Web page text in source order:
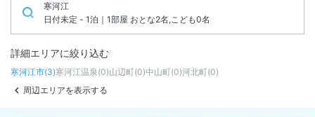
寒河江
日付未定 - 1泊｜1部屋 おとな2名,こども0名
詳細エリアに絞り込む
寒河江市(3)寒河江温泉(0)山辺町(0)中山町(0)河北町(0)
周辺エリアを表示する